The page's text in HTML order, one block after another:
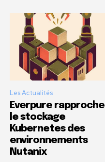
Les Actualités
Everpure rapproche
le stockage
Kubernetes des
environnements
Nutanix